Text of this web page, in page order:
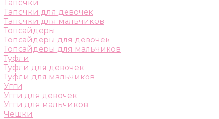
Тапочки
Тапочки для девочек
Тапочки для мальчиков
Топсайдеры
Топсайдеры для девочек
Топсайдеры для мальчиков
Туфли
Туфли для девочек
Туфли для мальчиков
Угги
Угги для девочек
Угги для мальчиков
Чешки